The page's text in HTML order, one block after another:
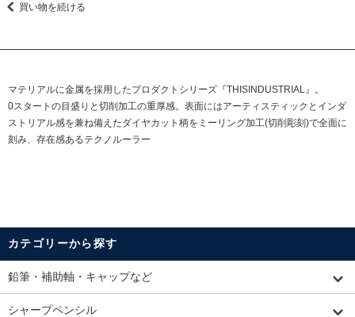
買い物を続ける
マテリアルに金属を採用したプロダクトシリーズ『THISINDUSTRIAL』。
0スタートの目盛りと切削加工の重厚感。表面にはアーティスティックとインダ
ストリアル感を兼ね備えたダイヤカット柄をミーリング加工(切削彫刻)で全面に
刻み、存在感あるテクノルーラー
カテゴリーから探す
鉛筆・補助軸・キャップなど
シャープペンシル